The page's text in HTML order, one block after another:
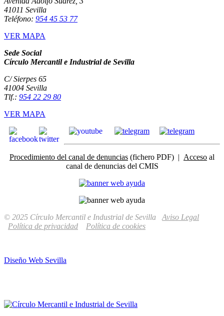
41011 Sevilla
Teléfono: 954 45 53 77
VER MAPA
Sede Social
Círculo Mercantil e Industrial de Sevilla
C/ Sierpes 65
41004 Sevilla
Tlf.: 954 22 29 80
VER MAPA
Procedimiento del canal de denuncias (fichero PDF) | Acceso al
canal de denuncias del CMIS
© 2025 Círculo Mercantil e Industrial de Sevilla Aviso Legal
Política de privacidad
Política de cookies
Diseño Web Sevilla